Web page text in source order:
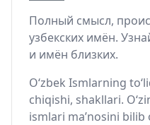
Полный смысл,
узбекских имён.
и имён близких.
O‘zbek Ismlarning
chiqishi, shakllari.
ismlari ma’nosini bilib